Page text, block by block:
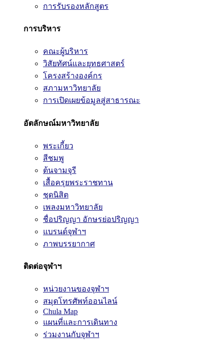
การรับรองหลักสูตร
การบริหาร
คณะผู้บริหาร
วิสัยทัศน์และยุทธศาสตร์
โครงสร้างองค์กร
สภามหาวิทยาลัย
การเปิดเผยข้อมูลสู่สาธารณะ
อัตลักษณ์มหาวิทยาลัย
พระเกี้ยว
สีชมพู
ต้นจามจุรี
เสื้อครุยพระราชทาน
ชุดนิสิต
เพลงมหาวิทยาลัย
ชื่อปริญญา อักษรย่อปริญญา
แบรนด์จุฬาฯ
ภาพบรรยากาศ
ติดต่อจุฬาฯ
หน่วยงานของจุฬาฯ
สมุดโทรศัพท์ออนไลน์
Chula Map
แผนที่และการเดินทาง
ร่วมงานกับจุฬาฯ